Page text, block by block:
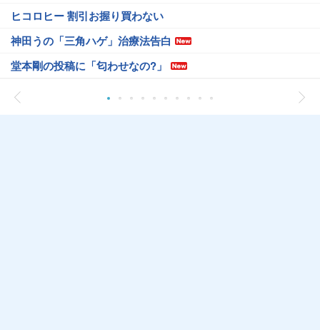
ヒコロヒー 割引お握り買わない
神田うの「三角ハゲ」治療法告白
堂本剛の投稿に「匂わせなの?」